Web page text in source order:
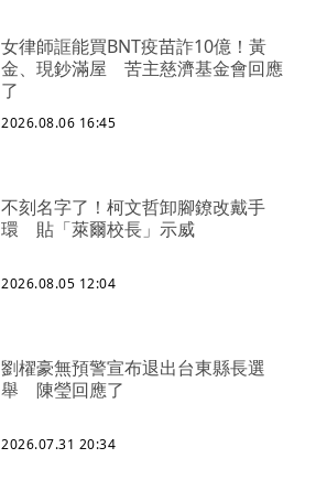
女律師誆能買BNT疫苗詐10億！黃
金、現鈔滿屋 苦主慈濟基金會回應
了
2026.08.06 16:45
不刻名字了！柯文哲卸腳鐐改戴手
環 貼「萊爾校長」示威
2026.08.05 12:04
劉櫂豪無預警宣布退出台東縣長選
舉 陳瑩回應了
2026.07.31 20:34